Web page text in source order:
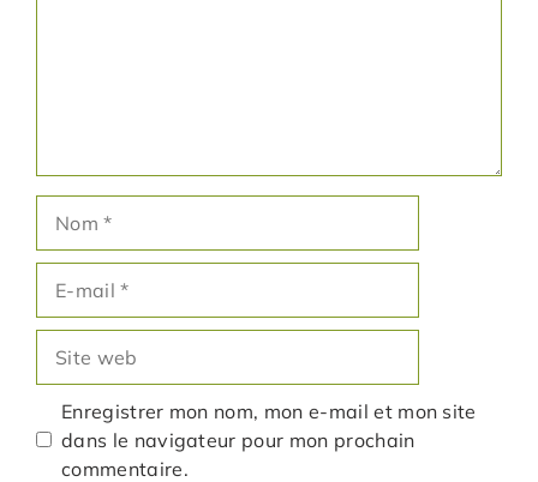
mail
web
Enregistrer mon nom, mon e-mail et mon site
dans le navigateur pour mon prochain
commentaire.